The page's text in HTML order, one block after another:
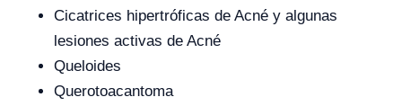
Cicatrices hipertróficas de Acné y algunas
lesiones activas de Acné
Queloides
Querotoacantoma